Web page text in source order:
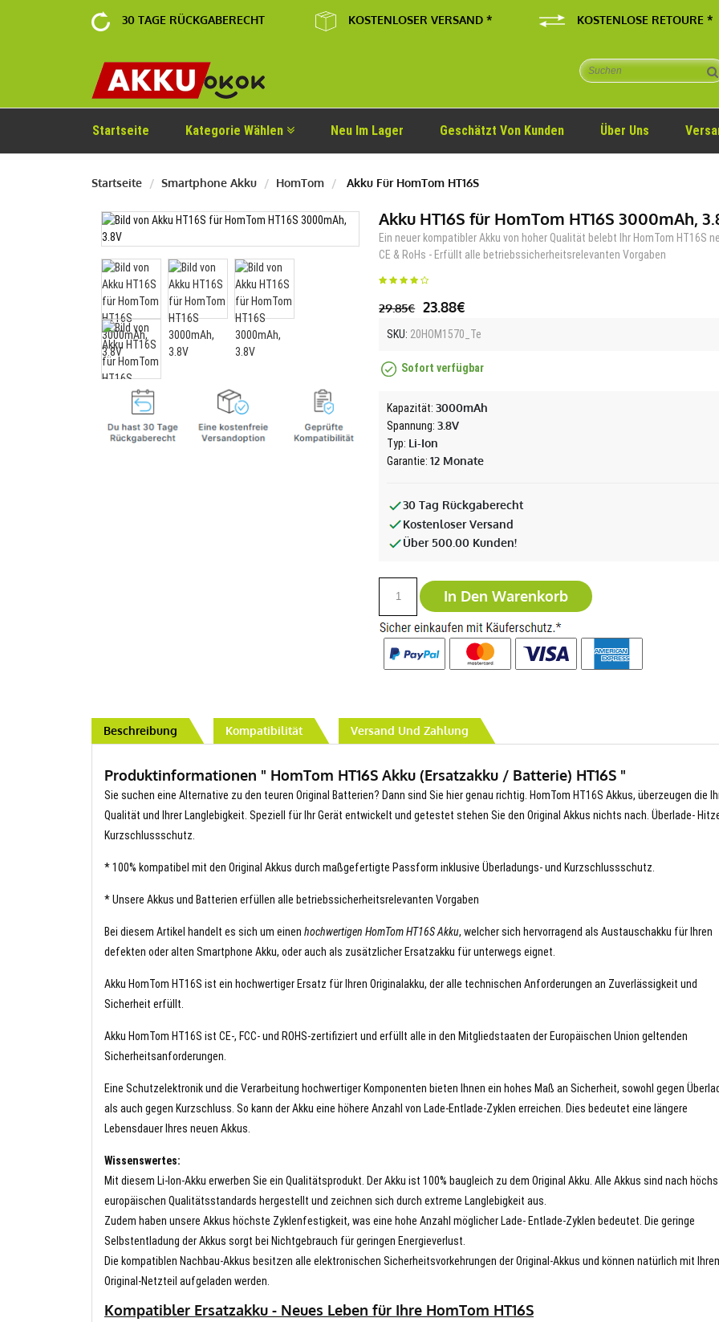
30 TAGE RÜCKGABERECHT KOSTENLOSER VERSAND * KOSTENLOSE RETOURE *
Startseite Kategorie Wählen Neu Im Lager Geschätzt Von Kunden Über Uns
Startseite Smartphone Akku HomTom Akku Für HomTom HT16S
Akku HT16S für HomTom HT16S 3000mAh,
Ein neuer kompatibler Akku von hoher Qualität belebt Ihr HomTom HT16S
CE & RoHs - Erfüllt alle betriebssicherheitsrelevanten Vorgaben
29.85€ 23.88€
SKU: 20HOM1570_Te
Sofort verfügbar
Kapazität:3000mAh
Spannung:3.8V
Typ: Li-Ion
Garantie:12 Monate
30 Tag Rückgaberecht
Kostenloser Versand
Über 500.00 Kunden!
In Den Warenkorb
Beschreibung Kompatibilität Versand Und Zahlung
Produktinformationen " HomTom HT16S Akku (Ersatzakku / Batterie) HT16S "
Sie suchen eine Alternative zu den teuren Original Batterien? Dann sind Sie hier genau richtig. HomTom HT16S Akkus, überzeugen die
Qualität und Ihrer Langlebigkeit. Speziell für Ihr Gerät entwickelt und getestet stehen Sie den Original Akkus nichts nach. Überlade-
Kurzschlussschutz.
* 100% kompatibel mit den Original Akkus durch maßgefertigte Passform inklusive Überladungs- und Kurzschlussschutz.
* Unsere Akkus und Batterien erfüllen alle betriebssicherheitsrelevanten Vorgaben
Bei diesem Artikel handelt es sich um einen hochwertigen HomTom HT16S Akku, welcher sich hervorragend als Austauschakku für Ihren
defekten oder alten Smartphone Akku, oder auch als zusätzlicher Ersatzakku für unterwegs eignet.
Akku HomTom HT16S ist ein hochwertiger Ersatz für Ihren Originalakku, der alle technischen Anforderungen an Zuverlässigkeit und
Sicherheit erfüllt.
Akku HomTom HT16S ist CE-, FCC- und ROHS-zertifiziert und erfüllt alle in den Mitgliedstaaten der Europäischen Union geltenden
Sicherheitsanforderungen.
Eine Schutzelektronik und die Verarbeitung hochwertiger Komponenten bieten Ihnen ein hohes Maß an Sicherheit, sowohl gegen
als auch gegen Kurzschluss. So kann der Akku eine höhere Anzahl von Lade-Entlade-Zyklen erreichen. Dies bedeutet eine längere
Lebensdauer Ihres neuen Akkus.
Wissenswertes:
Mit diesem Li-Ion-Akku erwerben Sie ein Qualitätsprodukt. Der Akku ist 100% baugleich zu dem Original Akku. Alle Akkus sind nach
europäischen Qualitätsstandards hergestellt und zeichnen sich durch extreme Langlebigkeit aus.
Zudem haben unsere Akkus höchste Zyklenfestigkeit, was eine hohe Anzahl möglicher Lade- Entlade-Zyklen bedeutet. Die geringe
Selbstentladung der Akkus sorgt bei Nichtgebrauch für geringen Energieverlust.
Die kompatiblen Nachbau-Akkus besitzen alle elektronischen Sicherheitsvorkehrungen der Original-Akkus und können natürlich mit
Original-Netzteil aufgeladen werden.
Kompatibler Ersatzakku - Neues Leben für Ihre HomTom HT16S